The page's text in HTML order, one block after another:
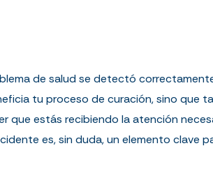
de salud se detectó
tu proceso de curación, sino que
que estás recibiendo la atención
es, sin duda, un elemento clave